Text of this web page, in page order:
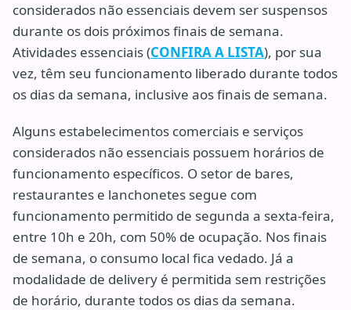
considerados não essenciais devem ser suspensos
durante os dois próximos finais de semana.
Atividades essenciais (CONFIRA A LISTA), por sua
vez, têm seu funcionamento liberado durante todos
os dias da semana, inclusive aos finais de semana.
Alguns estabelecimentos comerciais e serviços
considerados não essenciais possuem horários de
funcionamento específicos. O setor de bares,
restaurantes e lanchonetes segue com
funcionamento permitido de segunda a sexta-feira,
entre 10h e 20h, com 50% de ocupação. Nos finais
de semana, o consumo local fica vedado. Já a
modalidade de delivery é permitida sem restrições
de horário, durante todos os dias da semana.